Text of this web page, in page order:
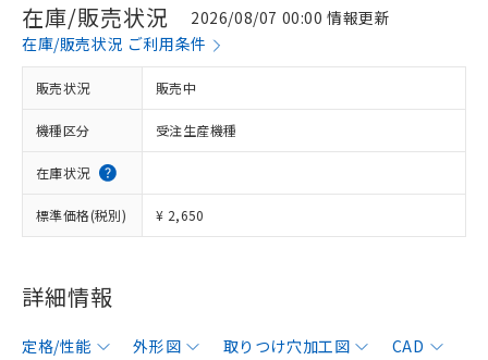
在庫/販売状況
2026/08/07 00:00 情報更新
在庫/販売状況 ご利用条件
販売状況 販売中
機種区分 受注生産機種
在庫状況
標準価格(税別) ¥ 2,650
詳細情報
定格/性能 外形図 取りつけ穴加工図
CAD